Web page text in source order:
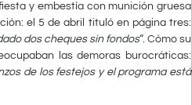
y embestía con munición gruesa
el 5 de abril tituló en página tres:
dos cheques sin fondos“. Cómo su
las demoras burocráticas:
de los festejos y el programa está